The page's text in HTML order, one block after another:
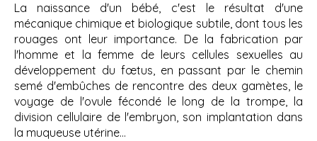
La naissance d'un bébé, c'est le résultat d'une
mécanique chimique et biologique subtile, dont tous les
rouages ont leur importance. De la fabrication par
l'homme et la femme de leurs cellules sexuelles au
développement du fœtus, en passant par le chemin
semé d'embûches de rencontre des deux gamètes, le
voyage de l'ovule fécondé le long de la trompe, la
division cellulaire de l'embryon, son implantation dans
la muqueuse utérine...